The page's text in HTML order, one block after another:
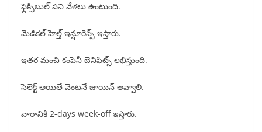
ఫ్లెక్సిబుల్ పని వేళలు ఉంటుంది.
మెడికల్ హెల్త్ ఇన్షూరెన్స్ ఇస్తారు.
ఇతర మంచి కంపెనీ బెనిఫిట్స్ లభిస్తుంది.
సెలెక్ట్ అయితే వెంటనే జాయిన్ అవ్వాలి.
వారానికి 2-days week-off ఇస్తారు.